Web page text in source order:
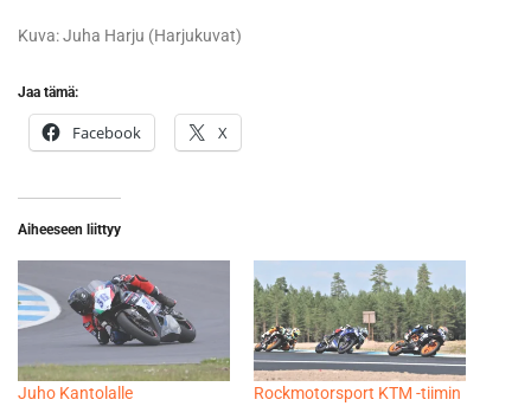
Kuva: Juha Harju (Harjukuvat)
Jaa tämä:
Facebook X
Aiheeseen liittyy
Juho Kantolalle
Rockmotorsport KTM -tiimin